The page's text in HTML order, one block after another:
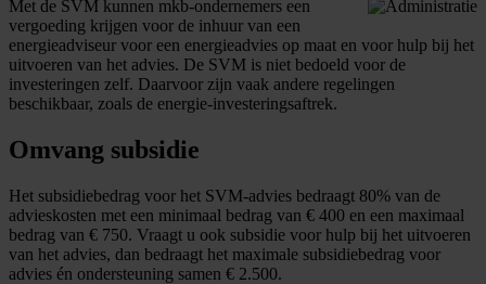
Met de SVM kunnen mkb-ondernemers een
vergoeding krijgen voor de inhuur van een
energieadviseur voor een energieadvies op maat en voor hulp bij het
uitvoeren van het advies. De SVM is niet bedoeld voor de
investeringen zelf. Daarvoor zijn vaak andere regelingen
beschikbaar, zoals de energie-investeringsaftrek.
Omvang subsidie
Het subsidiebedrag voor het SVM-advies bedraagt 80% van de
advieskosten met een minimaal bedrag van € 400 en een maximaal
bedrag van € 750. Vraagt u ook subsidie voor hulp bij het uitvoeren
van het advies, dan bedraagt het maximale subsidiebedrag voor
advies én ondersteuning samen € 2.500.